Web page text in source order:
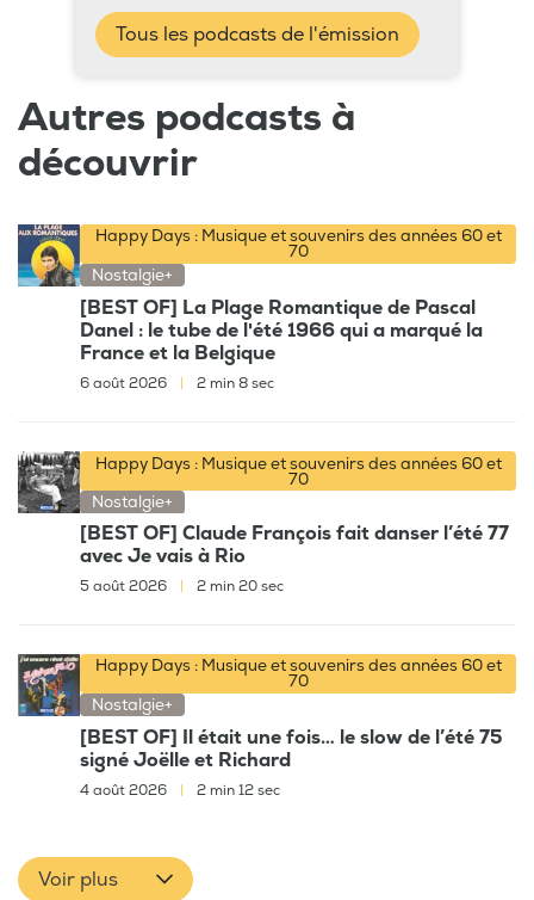
Tous les podcasts de l'émission
Autres podcasts à
découvrir
Happy Days : Musique et souvenirs des années 60 et
70
Nostalgie+
[BEST OF] La Plage Romantique de Pascal
Danel : le tube de l'été 1966 qui a marqué la
France et la Belgique
6 août 2026 2 min 8 sec
Happy Days : Musique et souvenirs des années 60 et
70
Nostalgie+
[BEST OF] Claude François fait danser l’été 77
avec Je vais à Rio
5 août 2026 2 min 20 sec
Happy Days : Musique et souvenirs des années 60 et
70
Nostalgie+
[BEST OF] Il était une fois… le slow de l’été 75
signé Joëlle et Richard
4 août 2026 2 min 12 sec
Voir plus